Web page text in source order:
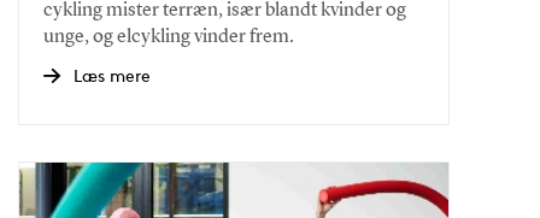
cykling mister terræn, især blandt kvinder og
unge, og elcykling vinder frem.
Læs mere